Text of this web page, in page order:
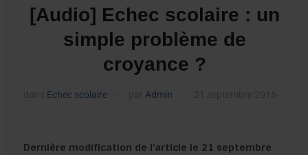
[Audio] Echec scolaire : un
simple problème de
croyance ?
Echec scolaire Admin
Dernière modification de l’article le 21 septembre